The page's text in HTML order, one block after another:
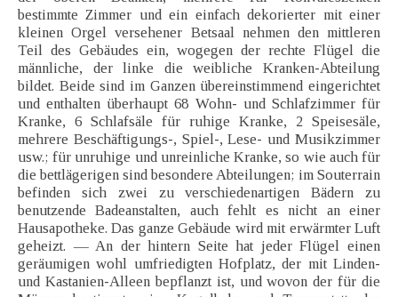
bestimmte Zimmer und ein einfach dekorierter mit einer
kleinen Orgel versehener Betsaal nehmen den mittleren
Teil des Gebäudes ein, wogegen der rechte Flügel die
männliche, der linke die weibliche Kranken-Abteilung
bildet. Beide sind im Ganzen übereinstimmend eingerichtet
und enthalten überhaupt 68 Wohn- und Schlafzimmer für
Kranke, 6 Schlafsäle für ruhige Kranke, 2 Speisesäle,
mehrere Beschäftigungs-, Spiel-, Lese- und Musikzimmer
usw.; für unruhige und unreinliche Kranke, so wie auch für
die bettlägerigen sind besondere Abteilungen; im Souterrain
befinden sich zwei zu verschiedenartigen Bädern zu
benutzende Badeanstalten, auch fehlt es nicht an einer
Hausapotheke. Das ganze Gebäude wird mit erwärmter Luft
geheizt. — An der hintern Seite hat jeder Flügel einen
geräumigen wohl umfriedigten Hofplatz, der mit Linden-
und Kastanien-Alleen bepflanzt ist, und wovon der für die